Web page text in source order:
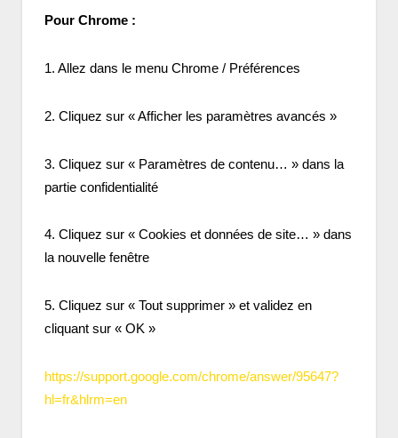
Pour Chrome :
1. Allez dans le menu Chrome / Préférences
2. Cliquez sur « Afficher les paramètres avancés »
3. Cliquez sur « Paramètres de contenu… » dans la
partie confidentialité
4. Cliquez sur « Cookies et données de site… » dans
la nouvelle fenêtre
5. Cliquez sur « Tout supprimer » et validez en
cliquant sur « OK »
https://support.google.com/chrome/answer/95647?
hl=fr&hlrm=en